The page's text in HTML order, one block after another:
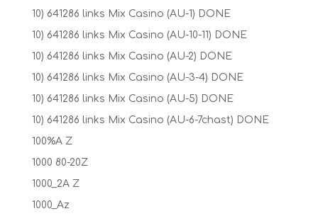
10) 641286 links Mix Casino (AU-1) DONE
10) 641286 links Mix Casino (AU-10-11) DONE
10) 641286 links Mix Casino (AU-2) DONE
10) 641286 links Mix Casino (AU-3-4) DONE
10) 641286 links Mix Casino (AU-5) DONE
10) 641286 links Mix Casino (AU-6-7chast) DONE
100%A Z
1000 80-20Z
1000_2A Z
1000_Az